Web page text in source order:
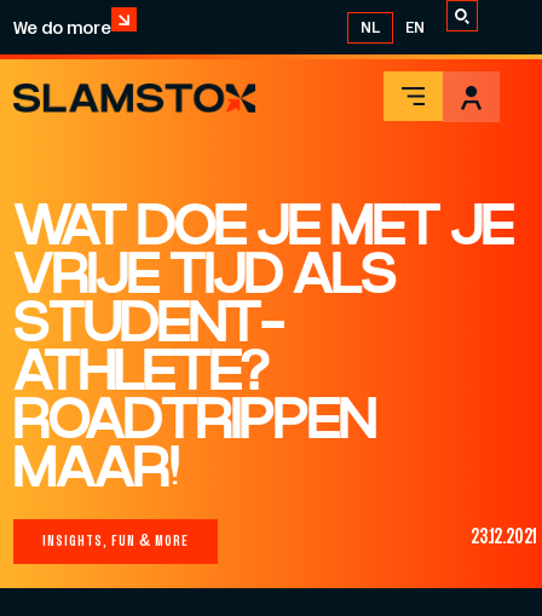
We do more NL EN
WAT DOE JE MET JE
VRIJE TIJD ALS
STUDENT-
ATHLETE?
ROADTRIPPEN
MAAR!
INSIGHTS, FUN & MORE 23.12.2021